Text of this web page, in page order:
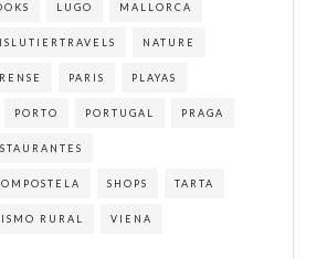
LUGO MALLORCA
NATURE
PARIS PLAYAS
PORTO PORTUGAL PRAGA
SHOPS TARTA
RURAL VIENA